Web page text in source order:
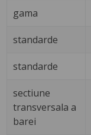
gama
standarde
standarde
sectiune
transversala a
barei